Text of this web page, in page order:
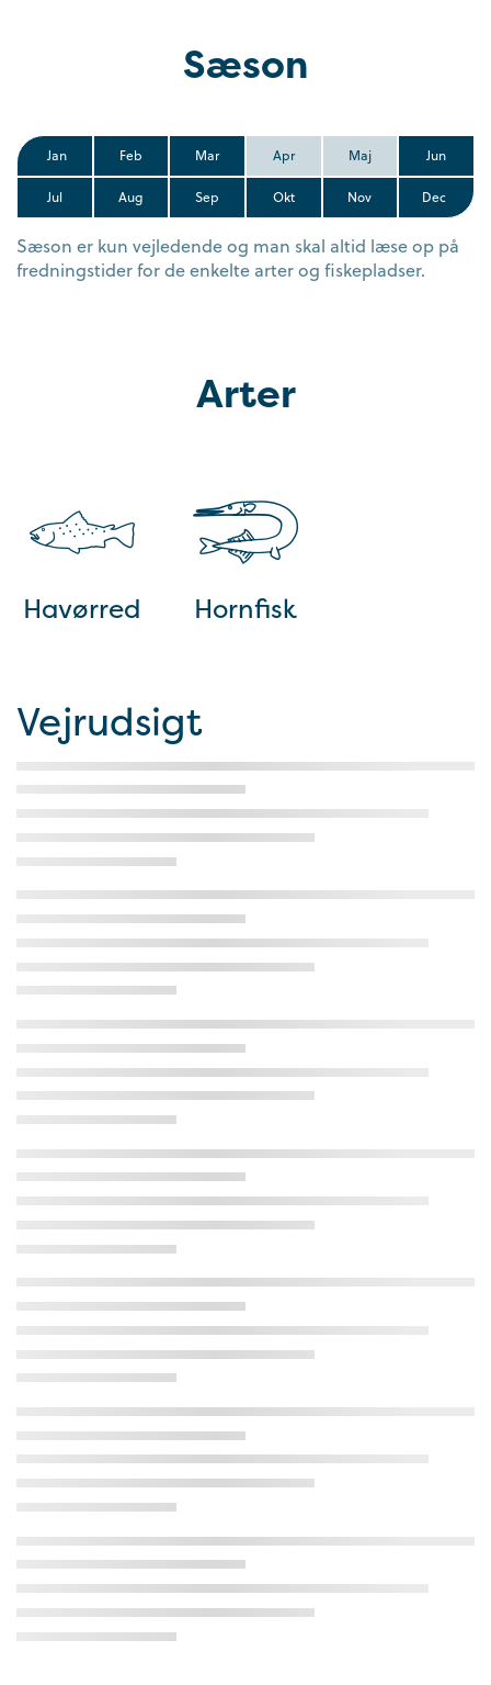
Sæson
Jan Feb Mar Apr Maj Jun
Jul Aug Sep Okt Nov Dec
Sæson er kun vejledende og man skal altid læse op på
fredningstider for de enkelte arter og fiskepladser.
Arter
Havørred Hornfisk
Vejrudsigt